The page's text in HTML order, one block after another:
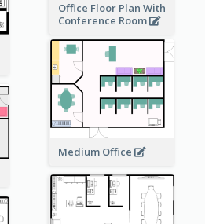
Office Floor Plan With
Conference Room
Medium Office